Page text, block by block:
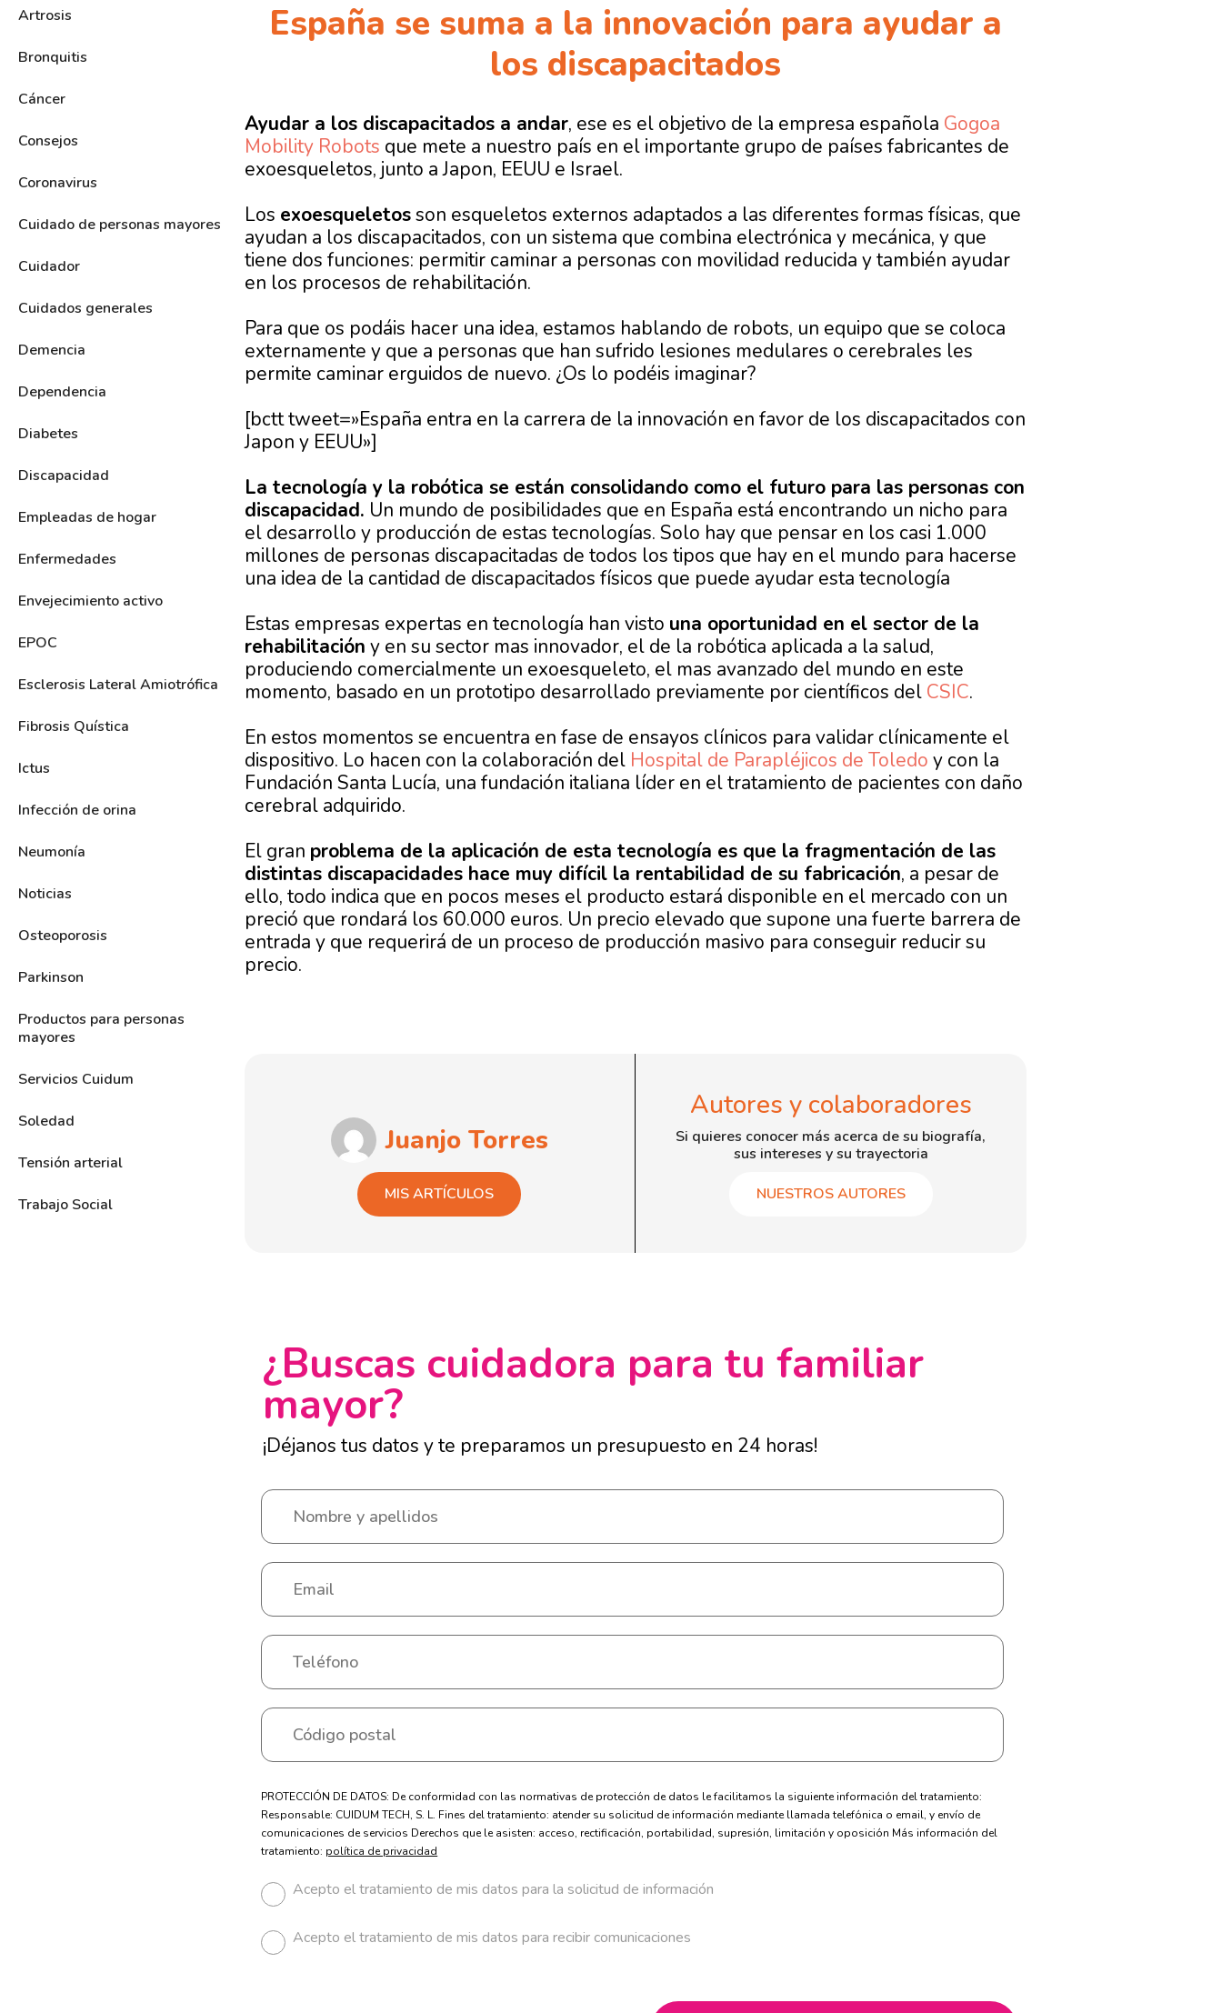
Artrosis
Bronquitis
Cáncer
Consejos
Coronavirus
Cuidado de personas mayores
Cuidador
Cuidados generales
Demencia
Dependencia
Diabetes
Discapacidad
Empleadas de hogar
Enfermedades
Envejecimiento activo
EPOC
Esclerosis Lateral Amiotrófica
Fibrosis Quística
Ictus
Infección de orina
Neumonía
Noticias
Osteoporosis
Parkinson
Productos para personas
mayores
Servicios Cuidum
Soledad
Tensión arterial
Trabajo Social
España se suma a la innovación para ayudar a
los discapacitados
Ayudar a los discapacitados a andar, ese es el objetivo de la empresa española Gogoa
Mobility Robots que mete a nuestro país en el importante grupo de países fabricantes de
exoesqueletos, junto a Japon, EEUU e Israel.
Los exoesqueletosson esqueletos externos adaptados a las diferentes formas físicas, que
ayudan a los discapacitados, con un sistema que combina electrónica y mecánica, y que
tiene dos funciones: permitir caminar a personas con movilidad reducida y también ayudar
en los procesos de rehabilitación.
Para que os podáis hacer una idea, estamos hablando de robots, un equipo que se coloca
externamente y que a personas que han sufrido lesiones medulares o cerebrales les
permite caminar erguidos de nuevo. ¿Os lo podéis imaginar?
[bctt tweet=»España entra en la carrera de la innovación en favor de los discapacitados con
Japon y EEUU»]
La tecnología y la robótica se están consolidando como el futuro para las personas con
discapacidad. Un mundo de posibilidades que en España está encontrando un nicho para
el desarrollo y producción de estas tecnologías. Solo hay que pensar en los casi 1.000
millones de personas discapacitadas de todos los tipos que hay en el mundo para hacerse
una idea de la cantidad de discapacitados físicos que puede ayudar esta tecnología
Estas empresas expertas en tecnología han visto una oportunidad en el sector de la
rehabilitación y en su sector mas innovador, el de la robótica aplicada a la salud,
produciendo comercialmente un exoesqueleto, el mas avanzado del mundo en este
momento, basado en un prototipo desarrollado previamente por científicos del CSIC.
En estos momentos se encuentra en fase de ensayos clínicos para validar clínicamente el
dispositivo. Lo hacen con la colaboración del Hospital de Parapléjicos de Toledo y con la
Fundación Santa Lucía, una fundación italiana líder en el tratamiento de pacientes con daño
cerebral adquirido.
El gran problema de la aplicación de esta tecnología es que la fragmentación de las
distintas discapacidades hace muy difícil la rentabilidad de su fabricación, a pesar de
ello, todo indica que en pocos meses el producto estará disponible en el mercado con un
preció que rondará los 60.000 euros. Un precio elevado que supone una fuerte barrera de
entrada y que requerirá de un proceso de producción masivo para conseguir reducir su
precio.
Juanjo Torres
MIS ARTÍCULOS
Autores y colaboradores
Si quieres conocer más acerca de su biografía,
sus intereses y su trayectoria
NUESTROS AUTORES
¿Buscas cuidadora para tu familiar
mayor?
¡Déjanos tus datos y te preparamos un presupuesto en 24 horas!
PROTECCIÓN DE DATOS: De conformidad con las normativas de protección de datos le facilitamos la siguiente información del tratamiento:
Responsable: CUIDUM TECH, S. L. Fines del tratamiento: atender su solicitud de información mediante llamada telefónica o email, y envío de
comunicaciones de servicios Derechos que le asisten: acceso, rectificación, portabilidad, supresión, limitación y oposición Más información del
tratamiento: política de privacidad
Acepto el tratamiento de mis datos para la solicitud de información
Acepto el tratamiento de mis datos para recibir comunicaciones